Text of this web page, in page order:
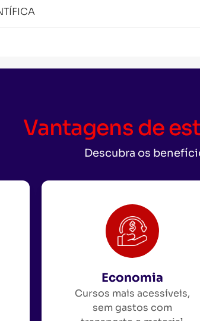
Vantagens de
Descubra os
Economia
Cursos mais acessíveis,
sem gastos com